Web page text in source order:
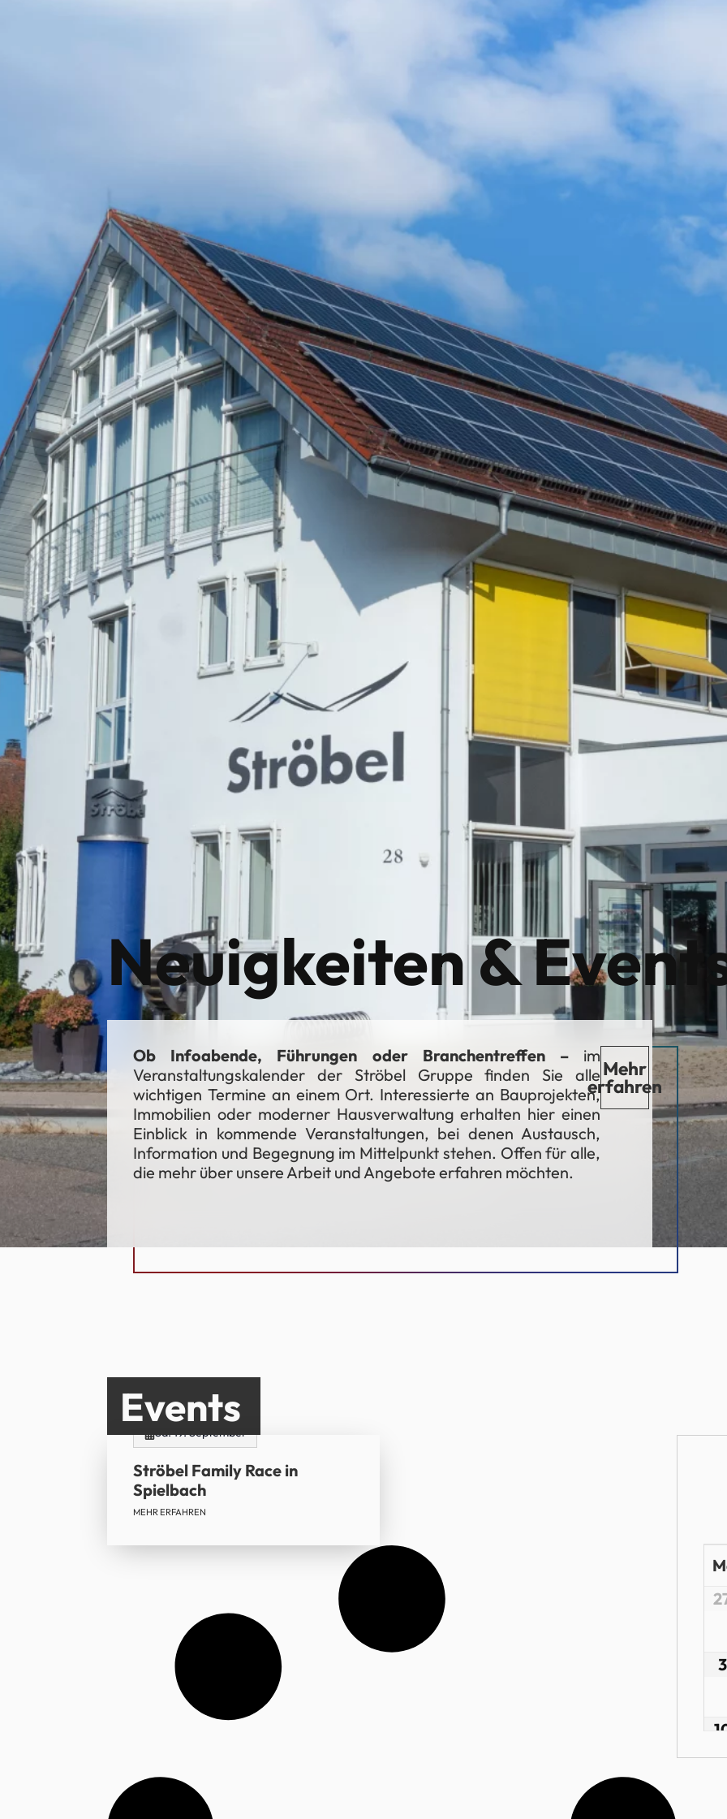
Neuigkeiten &
Ob Infoabende, Führungen oder Branchentreffen –im
Veranstaltungskalender der Ströbel Gruppe finden Sie alle
wichtigen Termine an einem Ort. Interessierte an Bauprojekten,
Immobilien oder moderner Hausverwaltung erhalten hier einen
Einblick in kommende Veranstaltungen, bei denen Austausch,
Information und Begegnung im Mittelpunkt stehen. Offen für alle,
die mehr über unsere Arbeit und Angebote erfahren möchten.
Mehr
erfahren
Events
Sa. 19. September
Ströbel Family Race in
Spielbach
MEHR ERFAHREN
3